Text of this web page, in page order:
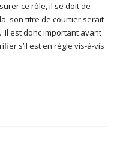
ce rôle, il se doit de
son titre de courtier serait
est donc important avant
s’il est en règle vis-à-vis